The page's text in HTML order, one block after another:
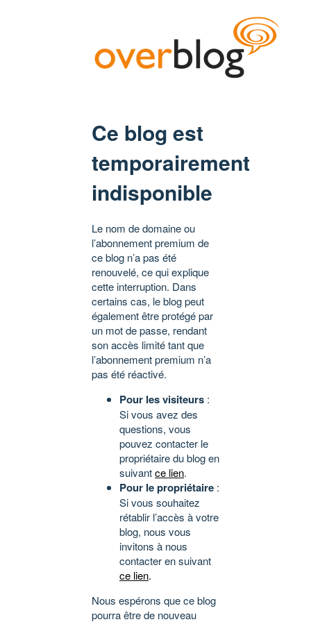
Ce blog est
temporairement
indisponible
Le nom de domaine ou
l’abonnement premium de
ce blog n’a pas été
renouvelé, ce qui explique
cette interruption. Dans
certains cas, le blog peut
également être protégé par
un mot de passe, rendant
son accès limité tant que
l’abonnement premium n’a
pas été réactivé.
Pour les visiteurs :
Si vous avez des
questions, vous
pouvez contacter le
propriétaire du blog en
suivantce lien.
Pour le propriétaire :
Si vous souhaitez
rétablir l’accès à votre
blog, nous vous
invitons à nous
contacter en suivant
ce lien.
Nous espérons que ce blog
pourra être de nouveau